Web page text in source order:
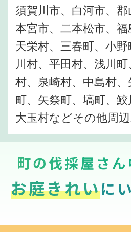
須賀川市、白河市、郡
本宮市、二本松市、福
天栄村、三春町、小
川村、平田村、浅川
村、泉崎村、中島村
町、矢祭町、塙町、鮫
大玉村などその他周
町の伐採屋さ
お庭きれいに